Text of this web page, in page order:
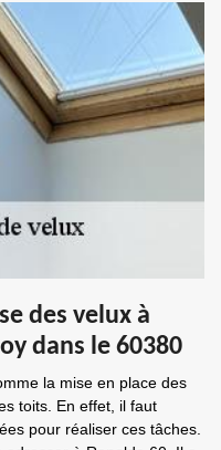
des velux à
dans le 60380
la mise en place des
toits. En effet, il faut
pour réaliser ces tâches.